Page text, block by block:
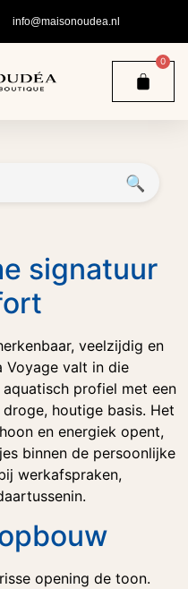
info@maisonoudea.nl
0
🔍
signatuur
veelzijdig en
Voyage valt in die
profiel met een
houtige basis. Het
en energiek opent,
binnen de persoonlijke
werkafspraken,
opening de toon.